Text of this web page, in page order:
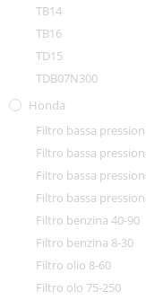
TB14
TB16
TD15
TDB07N300
Honda
Filtro bassa
Filtro bassa
Filtro bassa
Filtro bassa
Filtro benzina 40-90
Filtro benzina 8-30
Filtro olio 8-60
Filtro olo 75-250